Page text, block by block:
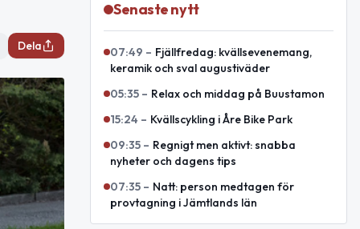
Dela
Senaste nytt
07:49 – Fjällfredag: kvällsevenemang,
keramik och sval augustiväder
05:35 – Relax och middag på Buustamon
15:24 – Kvällscykling i Åre Bike Park
09:35 – Regnigt men aktivt: snabba
nyheter och dagens tips
07:35 – Natt: person medtagen för
provtagning i Jämtlands län